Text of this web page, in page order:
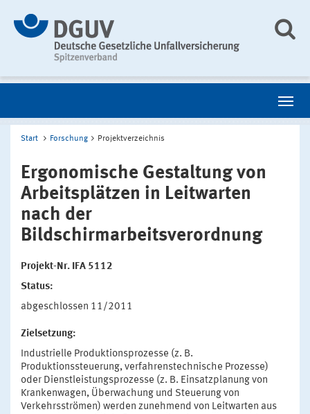
Start Forschung Projektverzeichnis
Ergonomische Gestaltung von
Arbeitsplätzen in Leitwarten
nach der
Bildschirmarbeitsverordnung
Projekt-Nr. IFA 5112
Status:
abgeschlossen 11/2011
Zielsetzung:
Industrielle Produktionsprozesse (z. B.
Produktionssteuerung, verfahrenstechnische Prozesse)
oder Dienstleistungsprozesse (z. B. Einsatzplanung von
Krankenwagen, Überwachung und Steuerung von
Verkehrsströmen) werden zunehmend von Leitwarten aus